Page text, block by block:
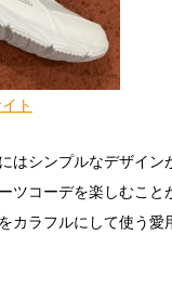
ト
はシンプルなデザイン
ツコーデを楽しむこと
カラフルにして使う愛